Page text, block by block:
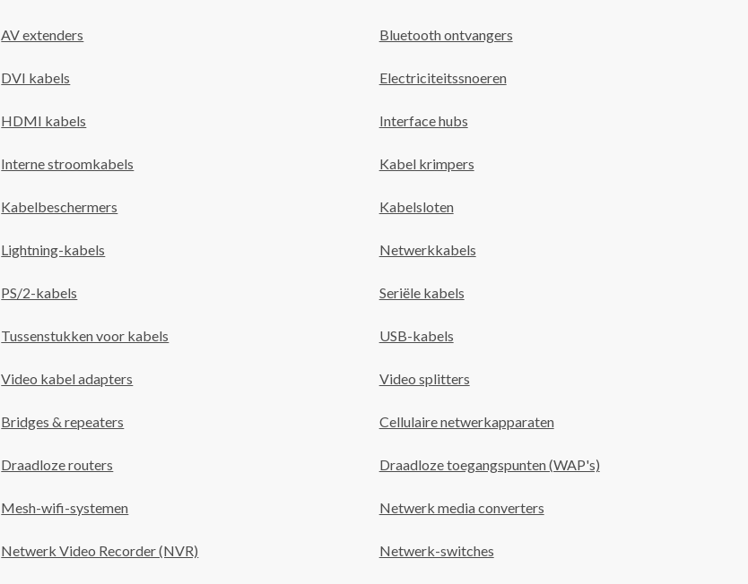
AV extenders Bluetooth ontvangers
DVI kabels Electriciteitssnoeren
HDMI kabels Interface hubs
Interne stroomkabels Kabel krimpers
Kabelbeschermers Kabelsloten
Lightning-kabels Netwerkkabels
PS/2-kabels Seriële kabels
Tussenstukken voor kabels USB-kabels
Video kabel adapters Video splitters
Bridges & repeaters Cellulaire netwerkapparaten
Draadloze routers Draadloze toegangspunten (WAP's)
Mesh-wifi-systemen Netwerk media converters
Netwerk Video Recorder (NVR) Netwerk-switches